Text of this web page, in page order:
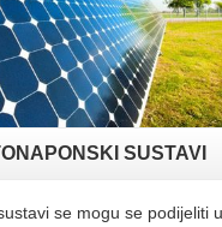
SUSTAVI
se mogu se podijeliti